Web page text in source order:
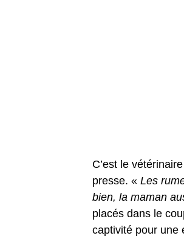
C’est le
presse. « Les
bien, la maman
placés dans le
captivité pour une